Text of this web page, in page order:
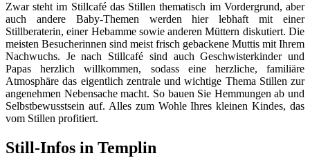
Zwar steht im Stillcafé das Stillen thematisch im Vordergrund, aber
auch andere Baby-Themen werden hier lebhaft mit einer
Stillberaterin, einer Hebamme sowie anderen Müttern diskutiert. Die
meisten Besucherinnen sind meist frisch gebackene Muttis mit Ihrem
Nachwuchs. Je nach Stillcafé sind auch Geschwisterkinder und
Papas herzlich willkommen, sodass eine herzliche, familiäre
Atmosphäre das eigentlich zentrale und wichtige Thema Stillen zur
angenehmen Nebensache macht. So bauen Sie Hemmungen ab und
Selbstbewusstsein auf. Alles zum Wohle Ihres kleinen Kindes, das
vom Stillen profitiert.
Still-Infos in Templin